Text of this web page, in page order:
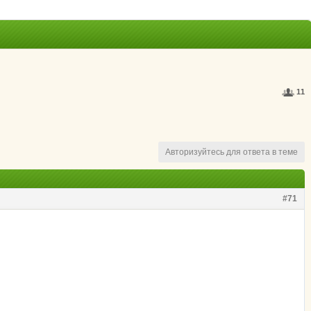
11
Авторизуйтесь для ответа в теме
#71